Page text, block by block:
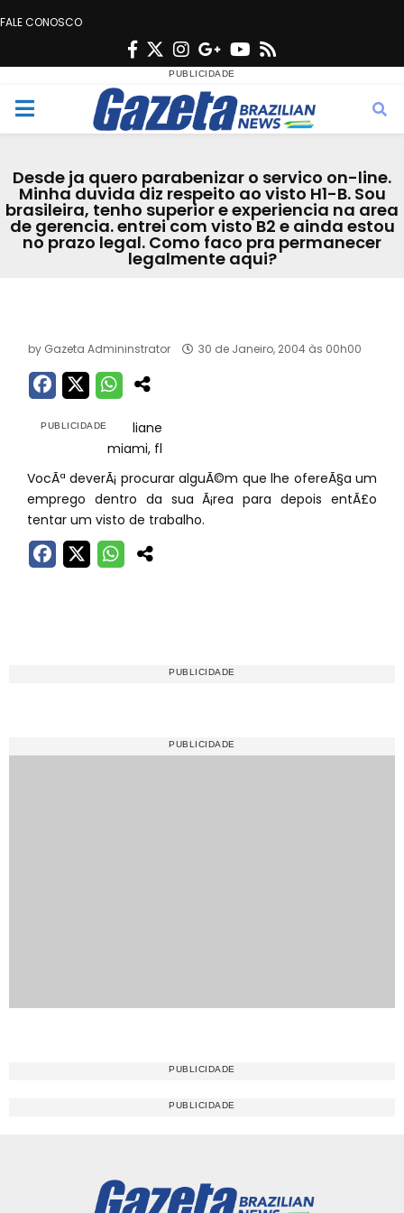
FALE CONOSCO
F
c
e
o
o
k
T
w
i
t
e
r
n
s
t
g
r
a
m
G
o
o
g
e
Y
u
t
b
e
s
M
n
u
Desde ja quero parabenizar o servico on-line.
Minha duvida diz respeito ao visto H1-B. Sou
brasileira, tenho superior e experiencia na area
de gerencia. entrei com visto B2 e ainda estou
no prazo legal. Como faco pra permanecer
legalmente aqui?
by Gazeta Admininstrator 30 de Janeiro, 2004 às 00h00
liane
miami, fl
VocÃª deverÃ¡ procurar alguÃ©m que lhe ofereÃ§a um
emprego dentro da sua Ã¡rea para depois entÃ£o
tentar um visto de trabalho.